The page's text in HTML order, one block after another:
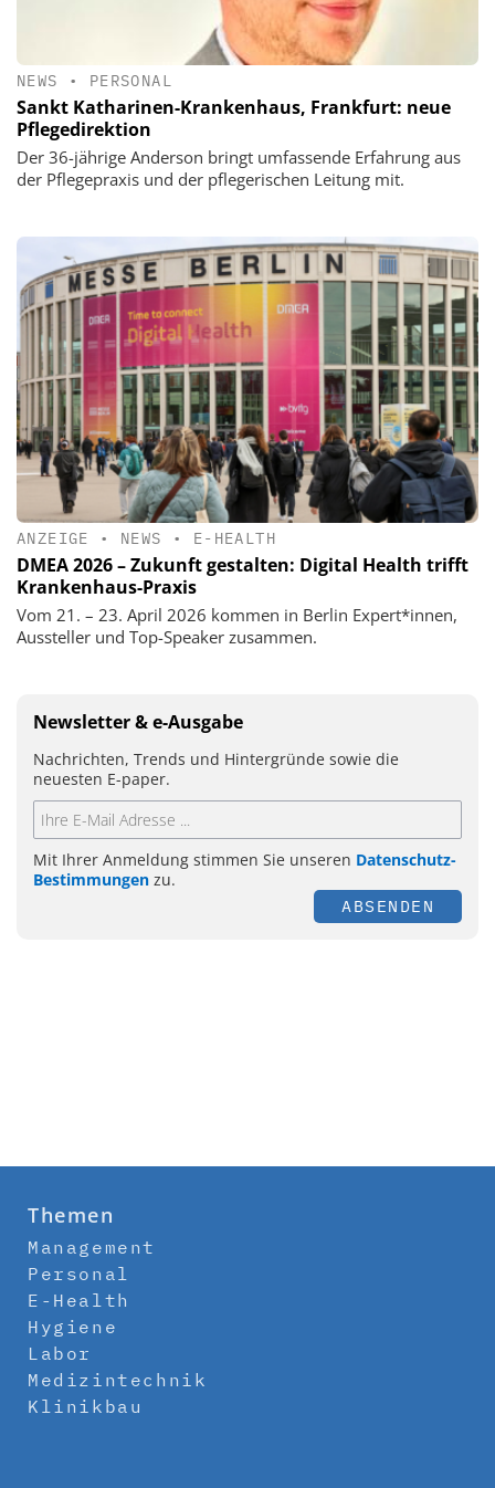
NEWS • PERSONAL
Sankt Katharinen-Krankenhaus, Frankfurt: neue
Pflegedirektion
Der 36-jährige Anderson bringt umfassende Erfahrung aus
der Pflegepraxis und der pflegerischen Leitung mit.
ANZEIGE • NEWS • E-HEALTH
DMEA 2026 – Zukunft gestalten: Digital Health trifft
Krankenhaus-Praxis
Vom 21. – 23. April 2026 kommen in Berlin Expert*innen,
Aussteller und Top-Speaker zusammen.
Newsletter & e-Ausgabe
Nachrichten, Trends und Hintergründe sowie die
neuesten E-paper.
Mit Ihrer Anmeldung stimmen Sie unseren Datenschutz-
Bestimmungen zu.
ABSENDEN
Themen
Management
Personal
E-Health
Hygiene
Labor
Medizintechnik
Klinikbau